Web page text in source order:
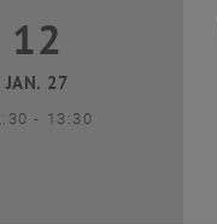
Januar 2027
12
JAN. 27
- bis
13:30